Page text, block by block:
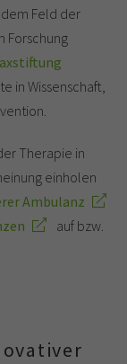
Feld der
Forschung
in Wissenschaft,
Therapie in
einholen
Ambulanz
auf bzw.